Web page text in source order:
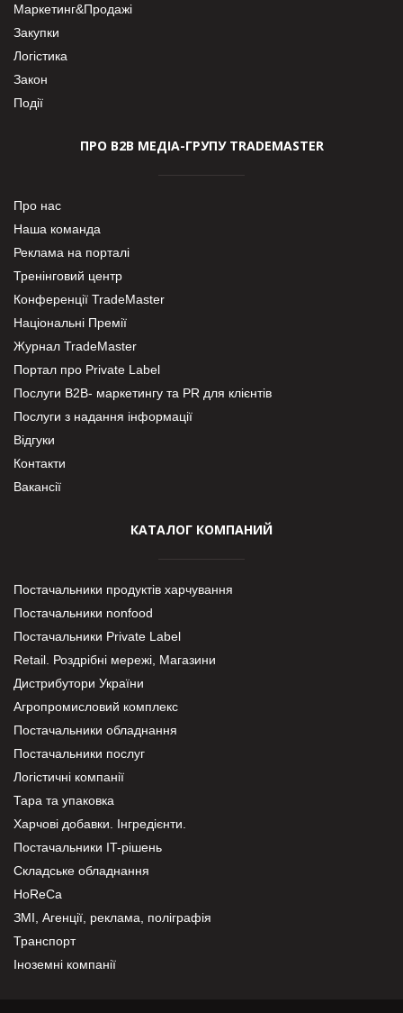
Маркетинг&Продажі
Закупки
Логістика
Закон
Події
ПРО В2В МЕДІА-ГРУПУ TRADEMASTER
Про нас
Наша команда
Реклама на порталі
Тренінговий центр
Конференції TradeMaster
Національні Премії
Журнал TradeMaster
Портал про Private Label
Послуги В2В- маркетингу та PR для клієнтів
Послуги з надання інформації
Відгуки
Контакти
Вакансії
КАТАЛОГ КОМПАНИЙ
Постачальники продуктів харчування
Постачальники nonfood
Постачальники Private Label
Retail. Роздрібні мережі, Магазини
Дистрибутори України
Агропромисловий комплекс
Постачальники обладнання
Постачальники послуг
Логістичні компанії
Тара та упаковка
Харчові добавки. Інгредієнти.
Постачальники IT-рішень
Складське обладнання
HoReCa
ЗМІ, Агенції, реклама, поліграфія
Транспорт
Іноземні компанії